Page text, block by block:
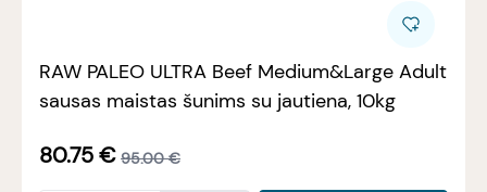
RAW PALEO ULTRA Beef Medium&Large Adult
sausas maistas šunims su jautiena, 10kg
80.75€ 95.00 €